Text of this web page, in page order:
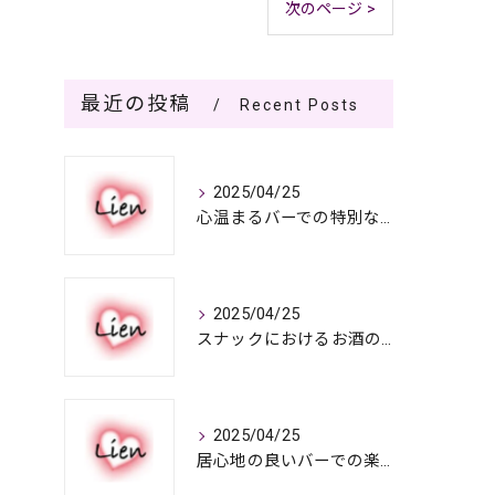
次のページ >
最近の投稿 Recent Posts
2025/04/25
心温まるバーでの特別なひととき
2025/04/25
スナックにおけるお酒の多彩さと楽しみ方
2025/04/25
居心地の良いバーでの楽しみ方